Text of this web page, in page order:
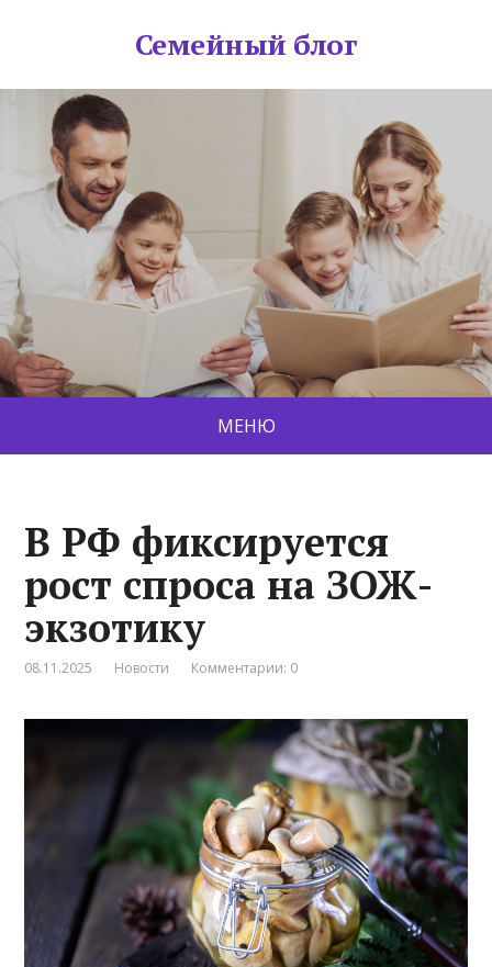
Семейный блог
МЕНЮ
В РФ фиксируется
рост спроса на ЗОЖ-
экзотику
08.11.2025 Новости Комментарии: 0